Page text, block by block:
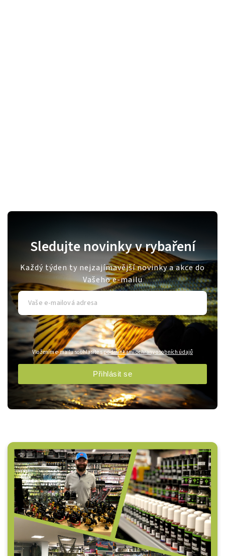
Sledujte novinky v rybaření
Každý týden ty nejzajímavější novinky a akce do
Vašeho e-mailu
Vložením e-mailu souhlasíte spodmínkami ochrany osobních údajů
Přihlásit se